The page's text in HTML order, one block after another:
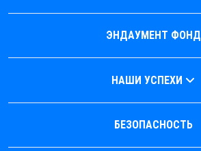
ЭНДАУМЕНТ ФОНД
НАШИ УСПЕХИ
БЕЗОПАСНОСТЬ